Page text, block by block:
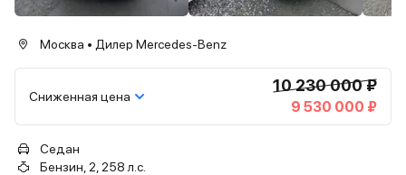
Москва • Дилер Mercedes-Benz
Сниженная цена
10 230 000 ₽
9 530 000 ₽
Седан
Бензин, 2, 258 л.с.